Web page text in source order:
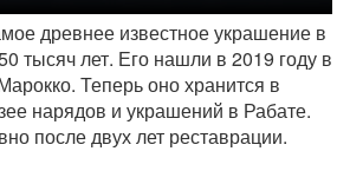
древнее известное украшение в
тысяч лет. Его нашли в 2019 году в
Теперь оно хранится в
нарядов и украшений в Рабате.
после двух лет реставрации.